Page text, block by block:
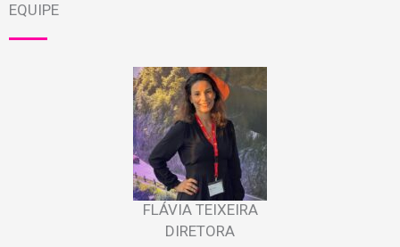
EQUIPE
FLÁVIA TEIXEIRA
DIRETORA